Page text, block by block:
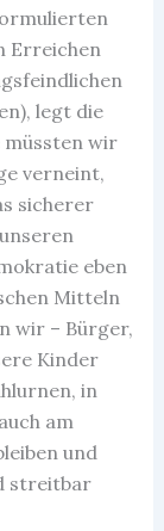
Erreichen
legt die
müssten wir
verneint,
sicherer
eben
Mitteln
wir – Bürger,
Kinder
in
am
und
streitbar